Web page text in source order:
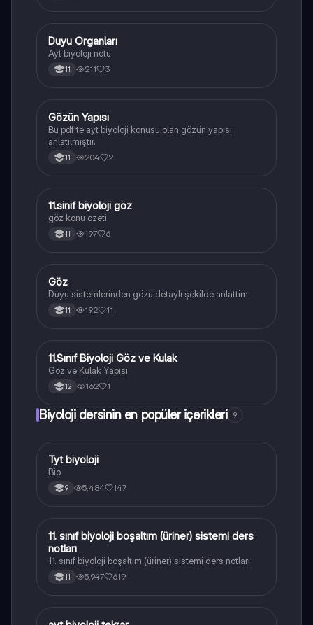
Biyoloji
Duyu Organları
Ayt biyoloji notu
11 211 3
Biyoloji
Gözün Yapısı
Bu pdf'te ayt biyoloji konusu olan gözün yapısı
anlatılmıştır.
11 204 2
Biyoloji
11.sinif biyoloji göz
göz konu ozeti
11 197 6
Biyoloji
Göz
Duyu sistemlerinden gözü detaylı şekilde anlattim
11 192 11
Biyoloji
11.Sınıf Biyoloji Göz ve Kulak
Göz ve Kulak Yapısı
12 162 1
Biyoloji dersinin en popüler içerikleri 9
Biyoloji
Tyt biyoloji
Bio
9 5,484 147
Biyoloji
11. sınıf biyoloji boşaltım (üriner) sistemi ders
notları
11. sınıf biyoloji boşaltım (üriner) sistemi ders notları
11 5,947 619